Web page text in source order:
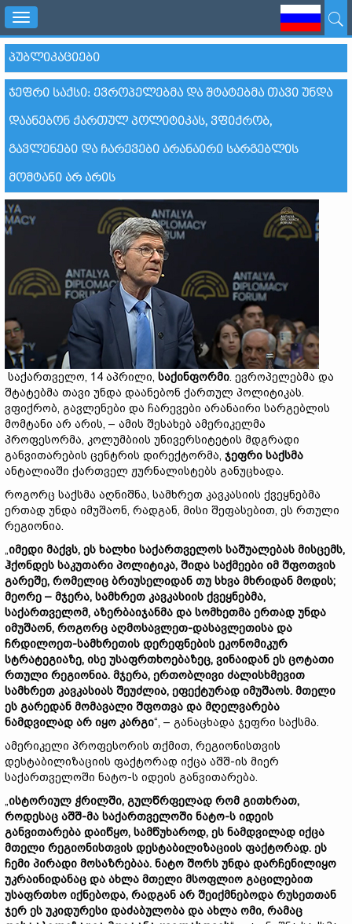
Toggle
navigation
ᲞᲣᲑᲚᲘᲙᲐᲪᲘᲔᲑᲘ
ᲯᲔᲤᲠᲘ ᲡᲐᲥᲡᲘ: ᲔᲕᲠᲝᲞᲔᲚᲔᲑᲛᲐ ᲓᲐ ᲨᲢᲐᲢᲔᲑᲛᲐ ᲗᲐᲕᲘ ᲣᲜᲓᲐ
ᲓᲐᲐᲜᲔᲑᲝᲜ ᲥᲐᲠᲗᲣᲚ ᲞᲝᲚᲘᲢᲘᲙᲐᲡ, ᲕᲤᲘᲥᲠᲝᲑ,
ᲒᲐᲕᲚᲔᲜᲔᲑᲘ ᲓᲐ ᲩᲐᲠᲔᲕᲔᲑᲘ ᲐᲠᲐᲜᲐᲘᲠᲘ ᲡᲐᲠᲒᲔᲑᲚᲘᲡ
ᲛᲝᲛᲢᲐᲜᲘ ᲐᲠ ᲐᲠᲘᲡ
საქართველო, 14 აპრილი, საქინფორმი. ევროპელებმა და
შტატებმა თავი უნდა დაანებონ ქართულ პოლიტიკას.
ვფიქრობ, გავლენები და ჩარევები არანაირი სარგებლის
მომტანი არ არის, – ამის შესახებ ამერიკელმა
პროფესორმა, კოლუმბიის უნივერსიტეტის მდგრადი
განვითარების ცენტრის დირექტორმა, ჯეფრი საქსმა
ანტალიაში ქართველ ჟურნალისტებს განუცხადა.
როგორც საქსმა აღნიშნა, სამხრეთ კავკასიის ქვეყნებმა
ერთად უნდა იმუშაონ, რადგან, მისი შეფასებით, ეს რთული
რეგიონია.
„იმედი მაქვს, ეს ხალხი საქართველოს საშუალებას მისცემს,
ჰქონდეს საკუთარი პოლიტიკა, შიდა საქმეები იმ შფოთვის
გარეშე, რომელიც ბრიუსელიდან თუ სხვა მხრიდან მოდის;
მეორე – მჯერა, სამხრეთ კავკასიის ქვეყნებმა,
საქართველომ, აზერბაიჯანმა და სომხეთმა ერთად უნდა
იმუშაონ, როგორც აღმოსავლეთ-დასავლეთისა და
ჩრდილოეთ-სამხრეთის დერეფნების ეკონომიკურ
სტრატეგიაზე, ისე უსაფრთხოებაზეც, ვინაიდან ეს ცოტათი
რთული რეგიონია. მჯერა, ერთობლივი ძალისხმევით
სამხრეთ კავკასიას შეუძლია, ეფექტურად იმუშაოს. მთელი
ეს გარედან მომავალი შფოთვა და მღელვარება
ნამდვილად არ იყო კარგი“, – განაცხადა ჯეფრი საქსმა.
ამერიკელი პროფესორის თქმით, რეგიონისთვის
დესტაბილიზაციის ფაქტორად იქცა აშშ-ის მიერ
საქართველოში ნატო-ს იდეის განვითარება.
„ისტორიულ ჭრილში, გულწრფელად რომ გითხრათ,
როდესაც აშშ-მა საქართველოში ნატო-ს იდეის
განვითარება დაიწყო, სამწუხაროდ, ეს ნამდვილად იქცა
მთელი რეგიონისთვის დესტაბილიზაციის ფაქტორად. ეს
ჩემი პირადი მოსაზრებაა. ნატო შორს უნდა დარჩენილიყო
უკრაინიდანაც და ახლა მთელი მსოფლიო გაცილებით
უსაფრთხო იქნებოდა, რადგან არ შეიქმნებოდა რუსეთთან
ჯერ ეს უკიდურესი დაძაბულობა და ახლა ომი, რამაც